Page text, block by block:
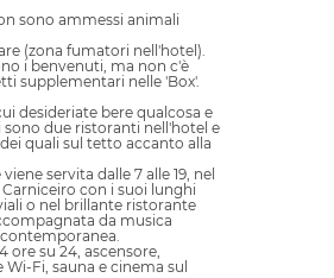
sono ammessi animali
(zona fumatori nell'hotel).
i benvenuti, ma non c'è
supplementari nelle 'Box'.
desideriate bere qualcosa e
sono due ristoranti nell'hotel e
quali sul tetto accanto alla
servita dalle 7 alle 19, nel
con i suoi lunghi
o nel brillante ristorante
da musica
ore su 24, ascensore,
Fi, sauna e cinema sul